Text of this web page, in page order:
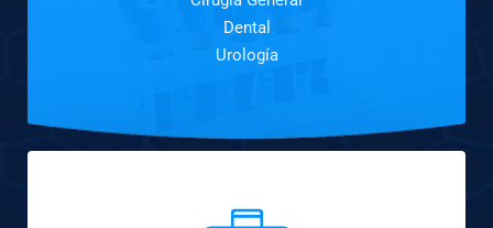
Dental
Urología